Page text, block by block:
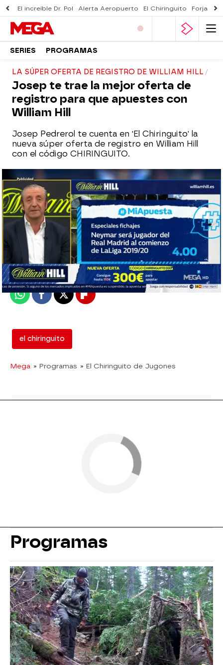
El increíble Dr. Pol Alerta Aeropuerto El Chiringuito Forjado
SERIES PROGRAMAS
LA SÚPER OFERTA DE REGISTRO DE WILLIAM HILL
Josep te trae la mejor oferta de
registro para que apuestes con
William Hill
Josep Pedrerol te cuenta en 'El Chiringuito' la
nueva súper oferta de registro en William Hill
con el código CHIRINGUITO.
El Chiringuito
Publicado:16 de mayo de 2019, 02:11
WhatsappFacebook
X Flipboard
el chiringuito
Mega » Programas » El Chiringuito de Jugones
Programas